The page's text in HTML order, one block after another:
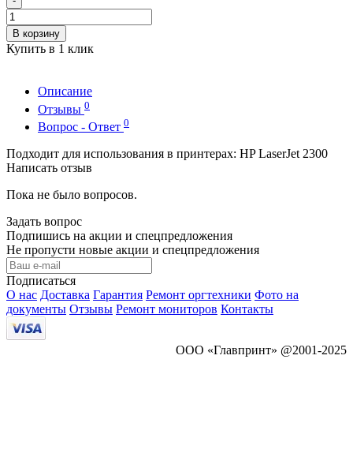
В корзину
Купить в 1 клик
Описание
Отзывы 0
Вопрос - Ответ 0
Подходит для использования в принтерах: HP LaserJet 2300
Написать отзыв
Пока не было вопросов.
Задать вопрос
Подпишись на акции и спецпредложения
Не пропусти новые акции и спецпредложения
Подписаться
О нас Доставка Гарантия Ремонт оргтехники Фото на
документы Отзывы Ремонт мониторов Контакты
ООО «Главпринт» @2001-2025